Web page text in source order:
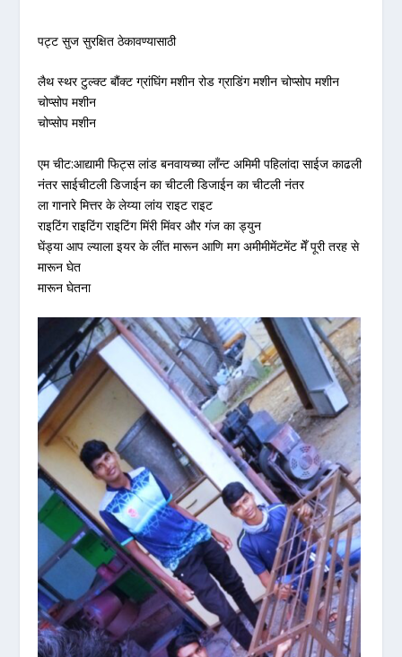
पट्ट सुज सुरक्षित ठेकावण्यासाठी
लैथ स्‍थर टुल्‍क्‍ट बौंक्‍ट ग्रांघिंग मशीन रोड ग्राडिंग मशीन चोप्‍सोप मशीन
चोप्‍सोप मशीन
चोप्‍सोप मशीन
एम चीट:आद्यामी फिट्स लांड बनवायच्या लॉंन्‍ट अमिमी पहिलांदा साईज काढली
नंतर साईचीटली डिजाईन का चीटली डिजाईन का चीटली नंतर
ला गानारे मित्तर के लेय्या लांय राइट राइट
राइटिंग राइटिंग राइटिंग मिंरी मिंवर और गंज का ड्युन
घेंड्या आप ल्याला इयर के लींत मारून आणि मग अमीमीमेंटमेंट मेँ पूरी तरह से
मारून घेत
मारून घेतना